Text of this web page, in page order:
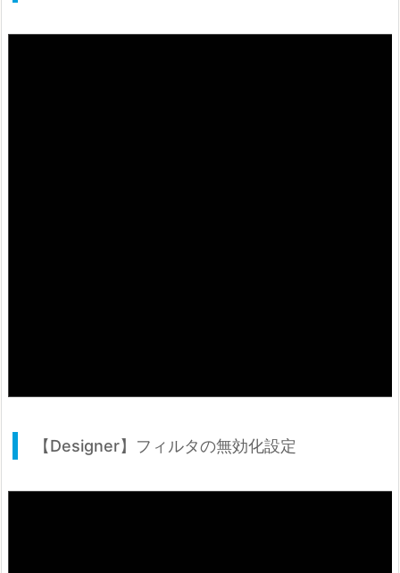
【Designer】フィルタの無効化設定